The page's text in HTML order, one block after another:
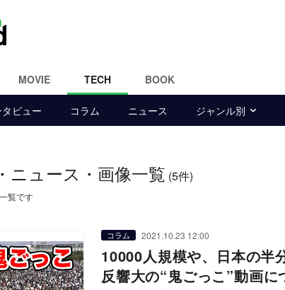
MOVIE TECH BOOK
ビュー コラム ニュース ジャンル別
ニュース・画像一覧 (5件)
覧です
コラム 2021.10.23 12:00
10000人規模や、日本の
反響大の“鬼ごっこ”動画に